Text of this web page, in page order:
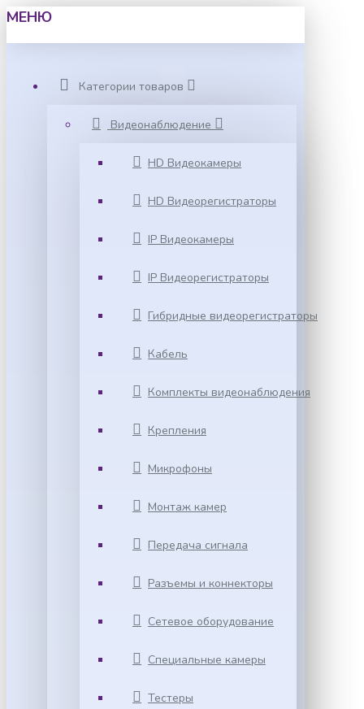
МЕНЮ
Категории товаров
Видеонаблюдение
HD Видеокамеры
HD Видеорегистраторы
IP Видеокамеры
IP Видеорегистраторы
Гибридные видеорегистраторы
Кабель
Комплекты видеонаблюдения
Крепления
Микрофоны
Монтаж камер
Передача сигнала
Разъемы и коннекторы
Сетевое оборудование
Специальные камеры
Тестеры